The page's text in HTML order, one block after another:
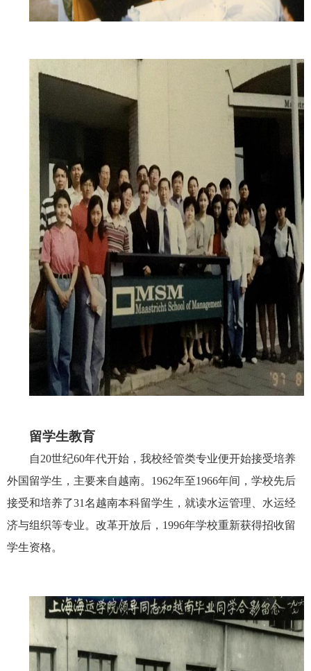
留学生教育
自20世纪60年代开始，我校经管类专业便开始接受培养
外国留学生，主要来自越南。1962年至1966年间，学校先后
接受和培养了31名越南本科留学生，就读水运管理、水运经
济与组织等专业。改革开放后，1996年学校重新获得招收留
学生资格。